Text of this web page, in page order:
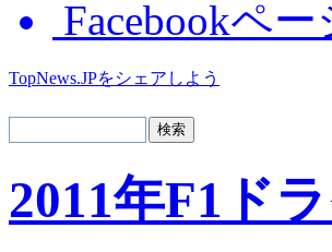
Facebookペ
TopNews.JPをシェアしよう
2011年F1ド